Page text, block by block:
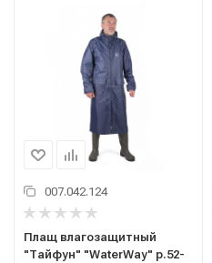
007.042.124
Плащ влагозащитный
"Тайфун" "WaterWay" р.52-